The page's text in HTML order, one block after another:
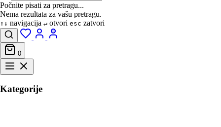
Počnite pisati za pretragu...
Nema rezultata za vašu pretragu.
↑↓ navigacija ↵ otvori esc zatvori
0
Kategorije